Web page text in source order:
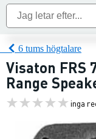
6 tums högtalare
Visaton FRS
Range
inga